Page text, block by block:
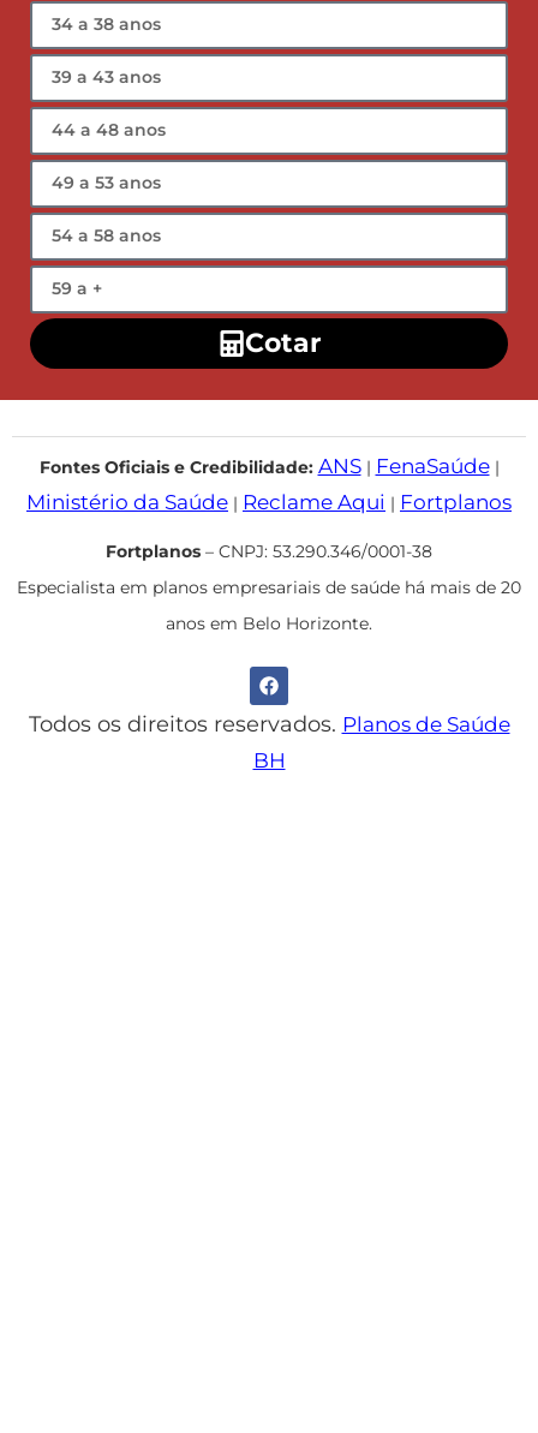
Cotar
Fontes Oficiais e Credibilidade: ANS| FenaSaúde|
Ministério da Saúde | Reclame Aqui | Fortplanos
Fortplanos – CNPJ: 53.290.346/0001-38
Especialista em planos empresariais de saúde há mais de 20
anos em Belo Horizonte.
Todos os direitos reservados. Planos de Saúde
BH